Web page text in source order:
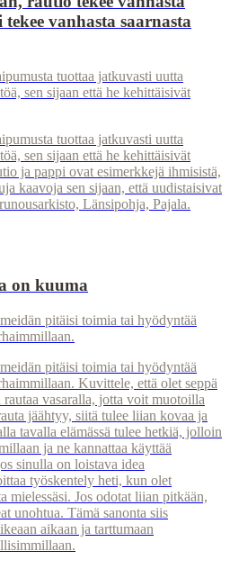
vanhasta saarnasta
tuottaa jatkuvasti uutta
sen sijaan että he kehittäisivät
tuottaa jatkuvasti uutta
sen sijaan että he kehittäisivät
ja pappi ovat esimerkkejä ihmisistä,
kaavoja sen sijaan, että uudistaisivat
Länsipohja, Pajala.
on kuuma
pitäisi toimia tai hyödyntää
pitäisi toimia tai hyödyntää
Kuvittele, että olet seppä
vasaralla, jotta voit muotoilla
jäähtyy, siitä tulee liian kovaa ja
tavalla elämässä tulee hetkiä, jolloin
ja ne kannattaa käyttää
sinulla on loistava idea
työskentely heti, kun olet
mielessäsi. Jos odotat liian pitkään,
unohtua. Tämä sanonta siis
aikaan ja tarttumaan